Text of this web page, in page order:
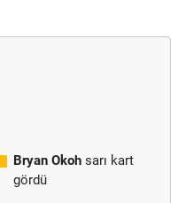
Bryan Okoh sarı kart
gördü